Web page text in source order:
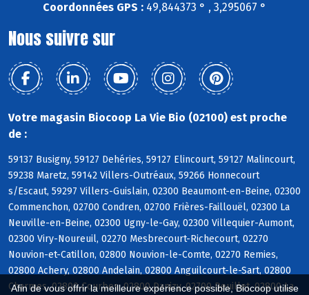
Afin de vous offrir la meilleure expérience possible, Biocoop utilise
Coordonnées GPS : 49,844373 ° , 3,295067 °
Nous suivre sur
Votre magasin Biocoop La Vie Bio (02100) est proche
de :
59137 Busigny, 59127 Dehéries, 59127 Elincourt, 59127 Malincourt,
59238 Maretz, 59142 Villers-Outréaux, 59266 Honnecourt
s/Escaut, 59297 Villers-Guislain, 02300 Beaumont-en-Beine, 02300
Commenchon, 02700 Condren, 02700 Frières-Faillouël, 02300 La
Neuville-en-Beine, 02300 Ugny-le-Gay, 02300 Villequier-Aumont,
02300 Viry-Noureuil, 02270 Mesbrecourt-Richecourt, 02270
Nouvion-et-Catillon, 02800 Nouvion-le-Comte, 02270 Remies,
02800 Achery, 02800 Andelain, 02800 Anguilcourt-le-Sart, 02800
Charmes, 02800 Courbes, 02800 Danizy, 02700 Deuillet, 02800 La